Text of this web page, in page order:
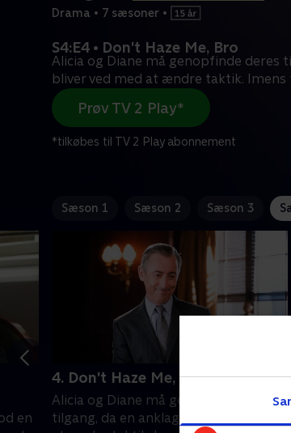
Drama • 7 sæsoner •
S4:E4 • Don't Haze Me, Bro
Alicia og Diane må genopfinde deres
bliver ved med at ændre taktik. Imens
Prøv TV 2 Play*
*tilkøbes til TV 2 Play abonnement
Sæson 1 Sæson 2 Sæson 3
en
4. Don't Haze Me, Bro
Alicia og Diane må genopfinde deres
tilgang, da en anklager bliver ved med